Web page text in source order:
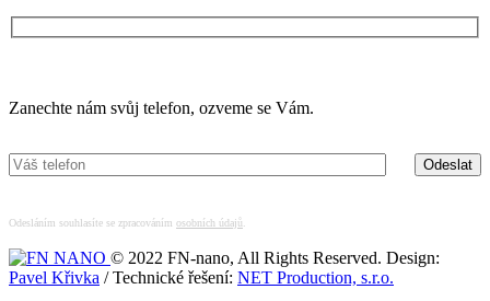
Zanechte nám svůj telefon, ozveme se Vám.
Odesláním souhlasíte se zpracováním osobních údajů
© 2022 FN-nano, All Rights Reserved. Design:
Pavel Křivka / Technické řešení: NET Production, s.r.o.